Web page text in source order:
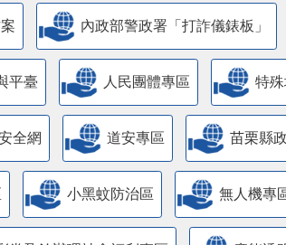
內政部警政署「打詐儀錶板」
平臺 人民團體專區 特
全網 道安專區 苗栗縣
小黑蚊防治區 無人機專